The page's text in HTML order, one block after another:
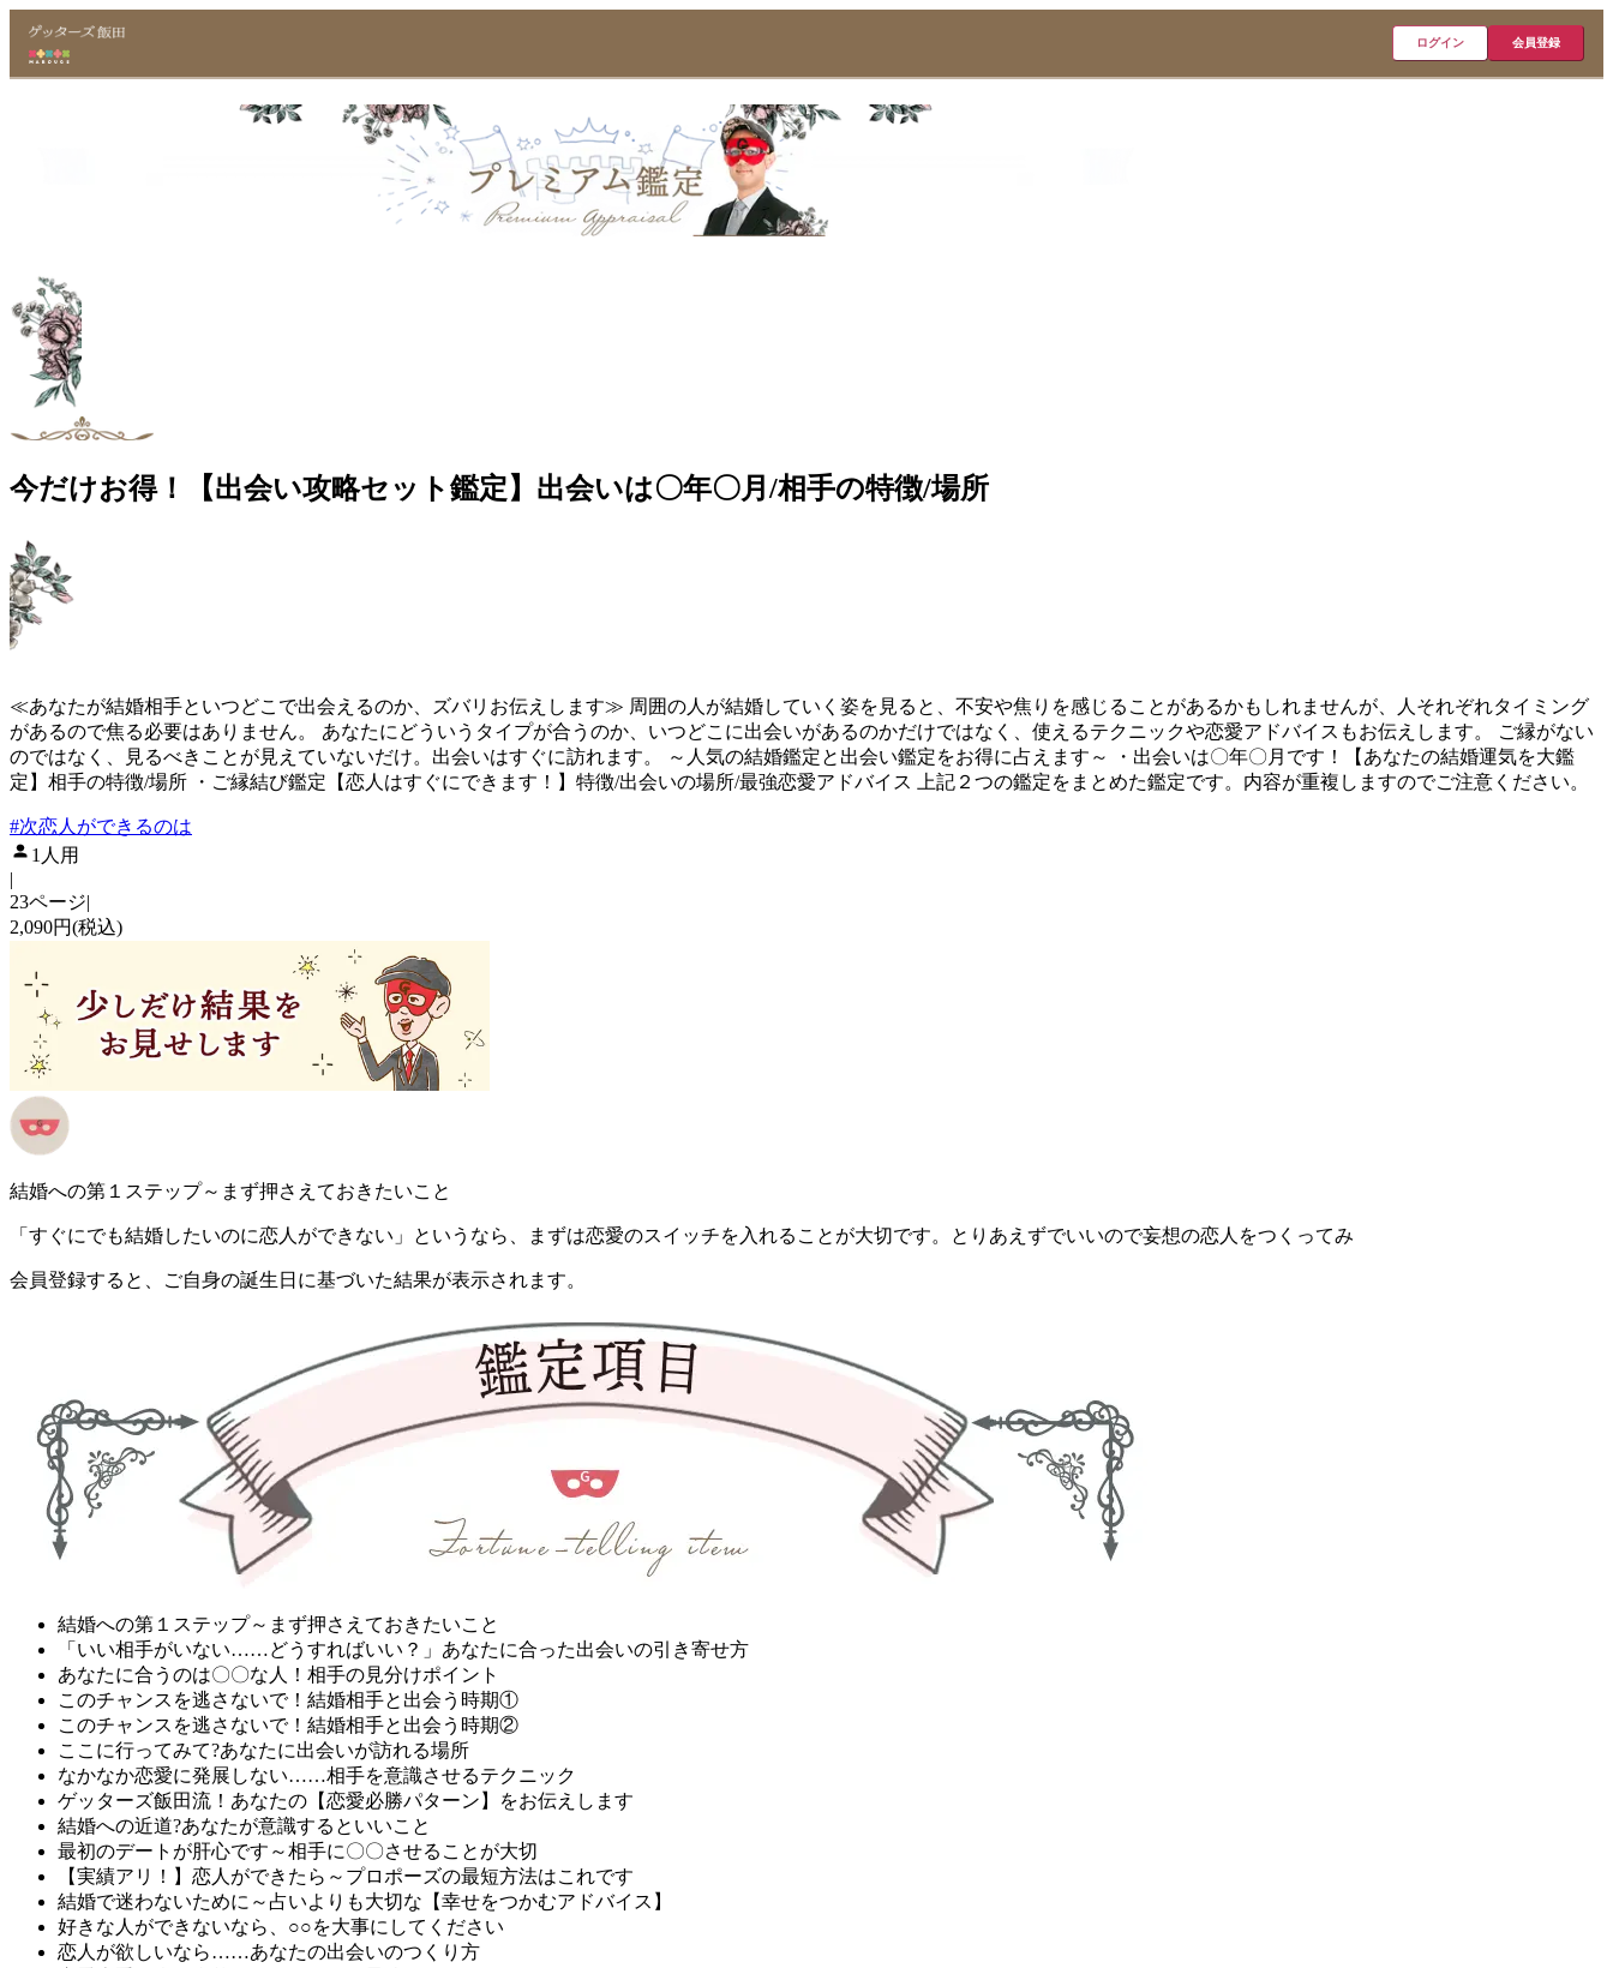
ログイン 会員登録
今だけお得！【出会い攻略セット鑑定】出会いは〇年〇月/相手の特徴/場所
≪あなたが結婚相手といつどこで出会えるのか、ズバリお伝えします≫ 周囲の人が結婚していく姿を見ると、不安や焦りを感じることがあるかもしれませんが、人それぞれタイミング
があるので焦る必要はありません。 あなたにどういうタイプが合うのか、いつどこに出会いがあるのかだけではなく、使えるテクニックや恋愛アドバイスもお伝えします。 ご縁がない
のではなく、見るべきことが見えていないだけ。出会いはすぐに訪れます。 ～人気の結婚鑑定と出会い鑑定をお得に占えます～ ・出会いは〇年〇月です！【あなたの結婚運気を大鑑
定】相手の特徴/場所 ・ご縁結び鑑定【恋人はすぐにできます！】特徴/出会いの場所/最強恋愛アドバイス 上記２つの鑑定をまとめた鑑定です。内容が重複しますのでご注意ください。
#次恋人ができるのは
1人用
|
23ページ|
2,090円(税込)
結婚への第１ステップ～まず押さえておきたいこと
「すぐにでも結婚したいのに恋人ができない」というなら、まずは恋愛のスイッチを入れることが大切です。とりあえずでいいので妄想の恋人をつくってみ
会員登録すると、ご自身の誕生日に基づいた結果が表示されます。
結婚への第１ステップ～まず押さえておきたいこと
「いい相手がいない……どうすればいい？」あなたに合った出会いの引き寄せ方
あなたに合うのは〇〇な人！相手の見分けポイント
このチャンスを逃さないで！結婚相手と出会う時期①
このチャンスを逃さないで！結婚相手と出会う時期②
ここに行ってみて?あなたに出会いが訪れる場所
なかなか恋愛に発展しない……相手を意識させるテクニック
ゲッターズ飯田流！あなたの【恋愛必勝パターン】をお伝えします
結婚への近道?あなたが意識するといいこと
最初のデートが肝心です～相手に〇〇させることが大切
【実績アリ！】恋人ができたら～プロポーズの最短方法はこれです
結婚で迷わないために～占いよりも大切な【幸せをつかむアドバイス】
好きな人ができないなら、○○を大事にしてください
恋人が欲しいなら……あなたの出会いのつくり方